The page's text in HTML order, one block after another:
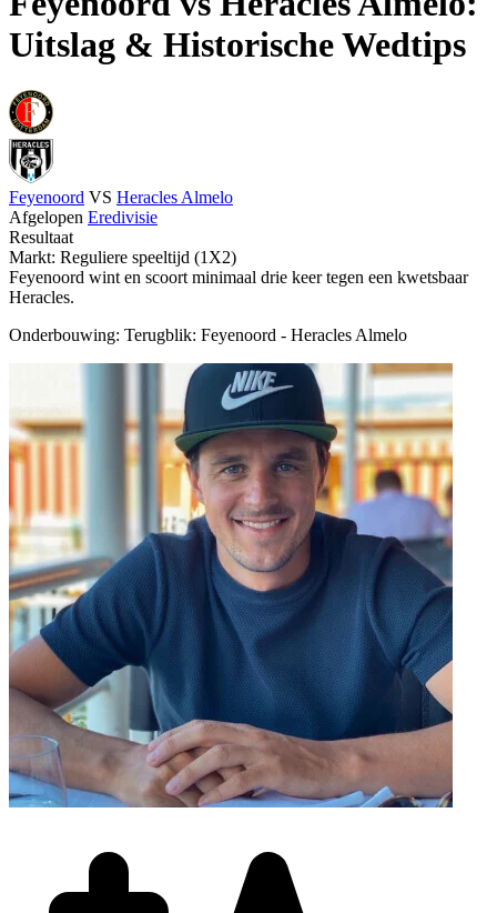
Uitslag & Historische Wedtips
Feyenoord VS Heracles Almelo
Afgelopen Eredivisie
Resultaat
Markt: Reguliere speeltijd (1X2)
Feyenoord wint en scoort minimaal drie keer tegen een kwetsbaar
Heracles.
Onderbouwing: Terugblik: Feyenoord - Heracles Almelo